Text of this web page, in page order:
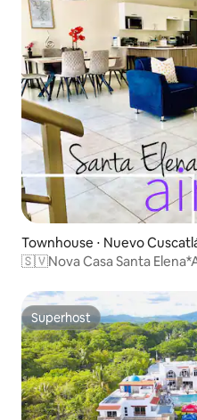
Townhouse ⋅ Nuevo
🇸🇻Nova Casa Santa
Superhost
Superhost